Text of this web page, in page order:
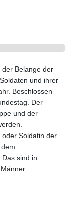
der Belange der
und ihrer
Beschlossen
Der
und der
oder Soldatin der
sind in